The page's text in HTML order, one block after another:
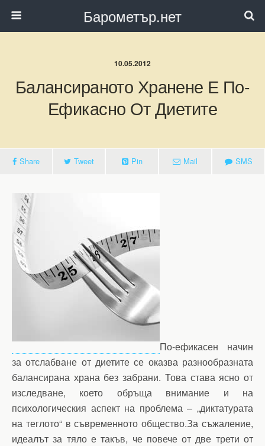
Барометър.нет
10.05.2012
Балансираното Хранене Е По-
Ефикасно От Диетите
Share Tweet Pin Mail SMS
По-ефикасен начин
за отслабване от диетите се оказва разнообразната
балансирана храна без забрани. Това става ясно от
изследване, което обръща внимание и на
психологическия аспект на проблема – „диктатурата
на теглото“ в съвременното общество.За съжаление,
идеалът за тяло е такъв, че повече от две трети от